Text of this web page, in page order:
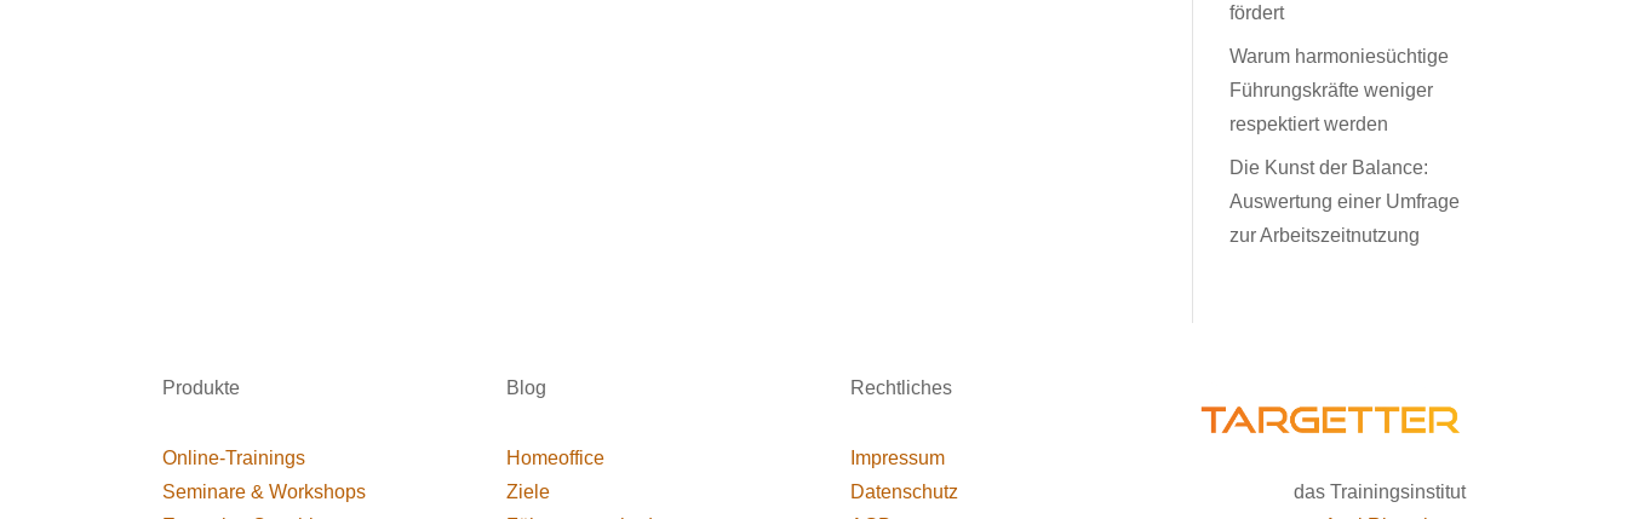
fördert
Warum harmoniesüchtige
Führungskräfte weniger
respektiert werden
Die Kunst der Balance:
Auswertung einer Umfrage
zur Arbeitszeitnutzung
Produkte
Online-Trainings
Seminare & Workshops
Blog
Homeoffice
Ziele
Rechtliches
Impressum
Datenschutz
das Trainingsinstitut